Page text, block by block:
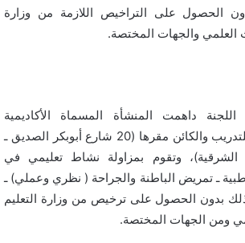
الحصول على التراخيص اللازمة من وزارة
العلمي والجهات المختصة.
داهمت المنشأة المسماة الأكاديمية
البريطانية المصرية للتدريب والكائن مقرها (20 شارع أبوبكر الصديق ـ
الشرقية)، وتقوم بمزاولة نشاط تعليمي في
ـ تمريض الباطنة والجراحة ( نظري وعملي) ـ
بدون الحصول على ترخيص من وزارة التعليم
ومن الجهات المختصة.